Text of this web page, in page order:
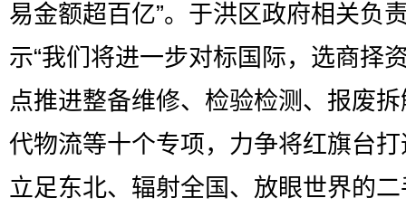
易金额超百亿”。于洪区政府相关负
示“我们将进一步对标国际，选商择
点推进整备维修、检验检测、报废
代物流等十个专项，力争将红旗台
立足东北、辐射全国、放眼世界的